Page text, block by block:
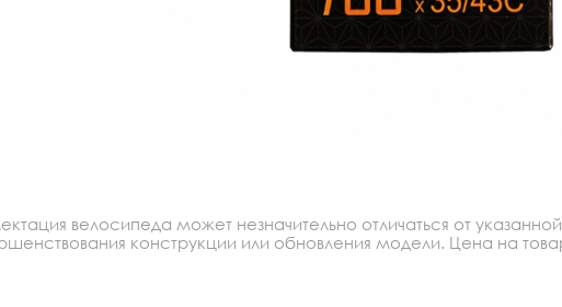
велосипеда может незначительно отличаться от
конструкции или обновления модели. Цена на